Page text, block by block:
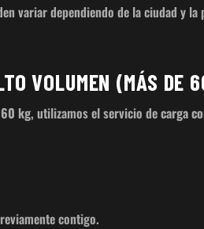
variar dependiendo de la ciudad y la
VOLUMEN (MÁS DE
60 kg, utilizamos el servicio decarga
contigo.